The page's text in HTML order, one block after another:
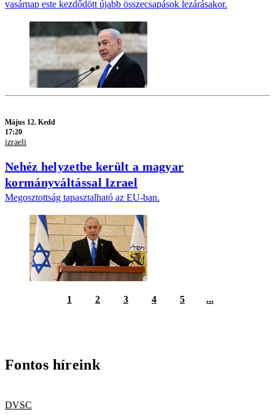
vasárnap este kezdődött újabb összecsapások lezárásakor.
Május 12. Kedd
17:20
izraeli
Nehéz helyzetbe került a magyar
kormányváltással Izrael
Megosztottság tapasztalható az EU-ban.
1 2 3 4 5 ...
Fontos híreink
DVSC